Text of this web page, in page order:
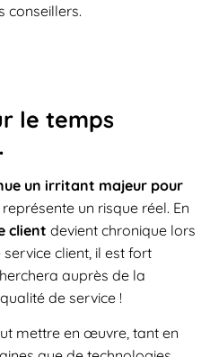
conseillers.
le temps
un irritant majeur pour
représente un risque réel. En
client devient chronique lors
client, il est fort
auprès de la
de service !
mettre en œuvre, tant en